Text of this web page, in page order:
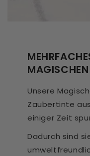
Unsere
Zaubertinte
einiger Zeit
Dadurch sind